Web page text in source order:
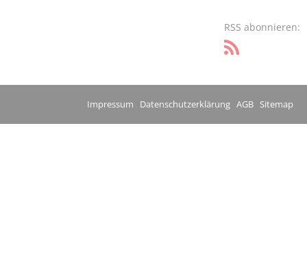
RSS abonnieren:
Impressum Datenschutzerklärung AGB Sitemap